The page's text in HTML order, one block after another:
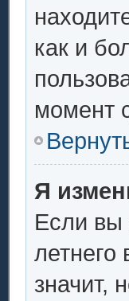
как и
момент
Я
Если вы
значит,